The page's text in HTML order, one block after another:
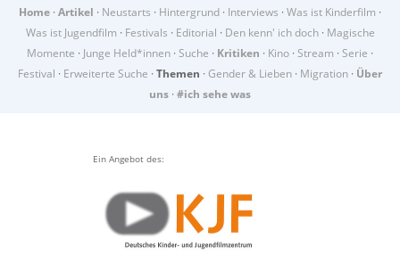
Home · Artikel · Neustarts · Hintergrund · Interviews · Was ist Kinderfilm ·
Was ist Jugendfilm · Festivals · Editorial · Den kenn' ich doch· Magische
Momente · Junge Held*innen · Suche · Kritiken · Kino · Stream · Serie ·
Festival · Erweiterte Suche · Themen · Gender & Lieben · Migration · Über
uns · #ich sehe was
Ein Angebot des: